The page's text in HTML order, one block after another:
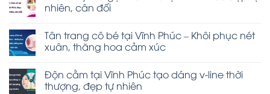
nhiên, cân đối
Tân trang cô bé tại Vĩnh Phúc – Khôi phục nét
xuân, thăng hoa cảm xúc
Độn cằm tại Vĩnh Phúc tạo dáng v-line thời
thượng, đẹp tự nhiên